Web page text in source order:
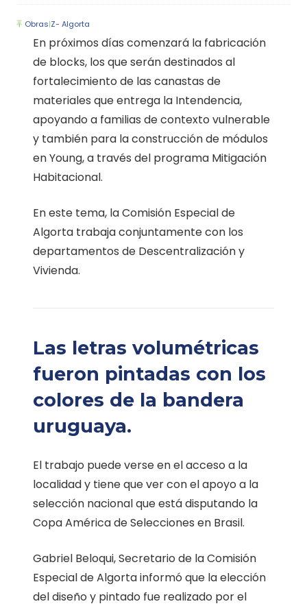
Obras|Z- Algorta
En próximos días comenzará la fabricación
de blocks, los que serán destinados al
fortalecimiento de las canastas de
materiales que entrega la Intendencia,
apoyando a familias de contexto vulnerable
y también para la construcción de módulos
en Young, a través del programa Mitigación
Habitacional.
En este tema, la Comisión Especial de
Algorta trabaja conjuntamente con los
departamentos de Descentralización y
Vivienda.
Las letras volumétricas
fueron pintadas con los
colores de la bandera
uruguaya.
El trabajo puede verse en el acceso a la
localidad y tiene que ver con el apoyo a la
selección nacional que está disputando la
Copa América de Selecciones en Brasil.
Gabriel Beloqui, Secretario de la Comisión
Especial de Algorta informó que la elección
del diseño y pintado fue realizado por el